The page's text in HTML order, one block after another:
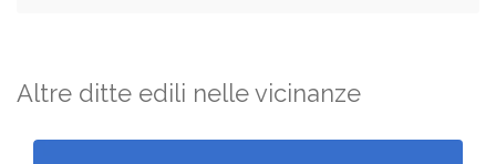
Altre ditte edili nelle vicinanze